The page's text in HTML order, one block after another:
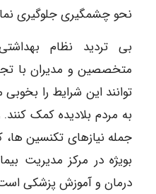
نحو چشمگیری جلوگیری
بی تردید نظام
متخصصین و مدیران با
توانند این شرایط را
به مردم بلادیده کمک
جمله نیازهای تکنسین ها،
بویژه در مرکز مدیریت
درمان و آموزش پزشکی